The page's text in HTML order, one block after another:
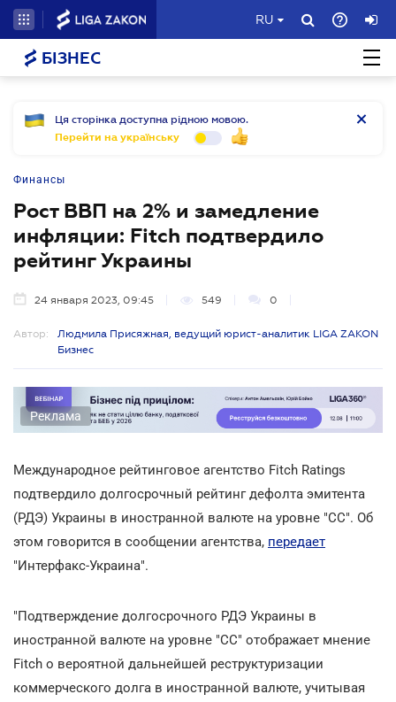
RU
БІЗНЕС
Ця сторінка доступна рідною мовою.
Перейти на українську
Финансы
Рост ВВП на 2% и замедление
инфляции: Fitch подтвердило
рейтинг Украины
24 января 2023, 09:45 549 0
Автор:
Людмила Присяжная, ведущий юрист-аналитик LIGA ZAKON
Бизнес
Реклама
Международное рейтинговое агентство Fitch Ratings
подтвердило долгосрочный рейтинг дефолта эмитента
(РДЭ) Украины в иностранной валюте на уровне "СС". Об
этом говорится в сообщении агентства, передает
"Интерфакс-Украина".
"Подтверждение долгосрочного РДЭ Украины в
иностранной валюте на уровне "CC" отображает мнение
Fitch о вероятной дальнейшей реструктуризации
коммерческого долга в иностранной валюте, учитывая